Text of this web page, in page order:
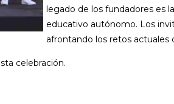
legado de los fundadores es
educativo autónomo. Los
afrontando los retos actuales
celebración.